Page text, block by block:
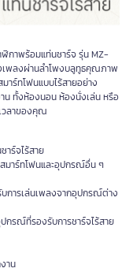
กาพร้อมแท่นชาร์จ รุ่น MZ-
เพลงผ่านลำโพงบลูทูธคุณภาพ
าร์ทโฟนแบบไร้สายอย่าง
น ทั้งห้องนอน ห้องนั่งเล่น หรือ
วลาของคุณ
าร์จไร้สาย
มาร์ทโฟนและอุปกรณ์อื่น ๆ
การเล่นเพลงจากอุปกรณ์ต่าง
กรณ์ที่รองรับการชาร์จไร้สาย
าน